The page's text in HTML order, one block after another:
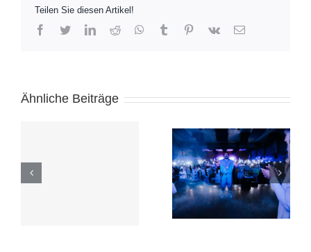
Teilen Sie diesen Artikel!
Facebook
TwitterLinkedIn
Reddit Whatsapp
Tumblr Pinterest
Vk Email
Ähnliche Beiträge
Vorverkaufsstart